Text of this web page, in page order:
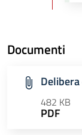
Documenti
482 KB
PDF